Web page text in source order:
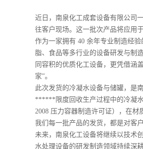
近日，南泉化工成套设备有限公司
往客户现场。这一批次产品将应用
作为一家拥有 40 余年专业制造经
脂、食品等多行业的设备研发与制
同容积的优质化工设备，更凭借涵
家”。
此次发货的冷凝水设备与储罐，是
******限度回收生产过程中的冷凝
2008 压力容器制造许可证），在材
我们每一批产品的发货，都是对客
未来，南泉化工设备将继续以技术
水处理设备的研发制造领域持续深